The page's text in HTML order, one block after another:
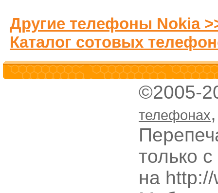
Другие телефоны Nokia
Каталог сотовых
©2005-
телефонах
только
на